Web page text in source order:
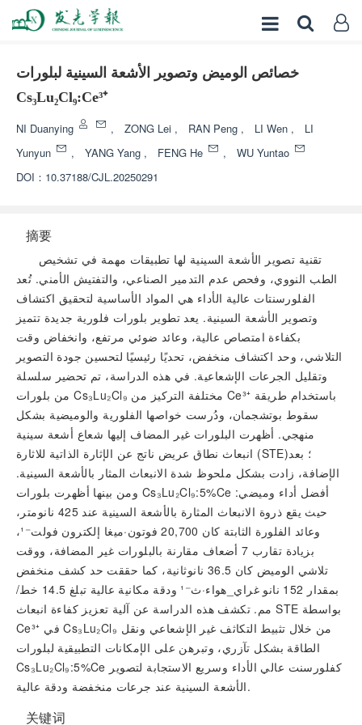
خصائص الوميض وتصوير الأشعة السينية لبلورات
Cs₃Lu₂Cl₉:Ce³⁺
NI Duanying , ZONG Lei , RAN Peng , LI Wen ,
LI
Yunyun
, YANG Yang , FENG He ,
WU Yuntao
DOI： 10.37188/CJL.20250291
摘要
تقنية تصوير الأشعة السينية لها تطبيقات مهمة في تشخيص
الطب النووي، وفحص عدم التدمير الصناعي، والتفتيش الأمني. تُعد
الفلورسنتات عالية الأداء هي المواد الأساسية لتحقيق اكتشاف
وتصوير الأشعة السينية. يعد تطوير بلورات فلورية جديدة تتميز
بكفاءة امتصاص عالية، وعائد ضوئي مرتفع، وانخفاض وقت
التلاشي، وحد اكتشاف منخفض، تحديًا رئيسيًا لتحسين جودة التصوير
وتقليل الجرعات الإشعاعية. في هذه الدراسة، تم تحضير سلسلة
من بلورات Cs₃Lu₂Cl₉ مختلفة التركيز من Ce³⁺ باستخدام طريقة
سقوط بوتشجمان، ودُرست خواصها الفلورية والوميضية بشكل
منهجي. أظهرت البلورات غير المضاف إليها شعاع أشعة سينية
انبعاث نطاق عريض ناتج عن الإثارة الذاتية للاثارة (STE)؛ بعد
الإضافة، زادت بشكل ملحوظ شدة الانبعاث المثار بالأشعة السينية.
ومن بينها أظهرت بلورات Cs₃Lu₂Cl₉:5%Ce أفضل أداء وميضي:
حيث يقع ذروة الانبعاث المثارة بالأشعة السينية عند 425 نانومتر،
وعائد الفلورة الثابتة كان 20,700 فوتون·ميغا إلكترون فولت⁻¹،
بزيادة تقارب 7 أضعاف مقارنة بالبلورات غير المضافة، ووقت
تلاشي الوميض كان 36.5 نانوثانية، كما حققت حد كشف منخفض
بمقدار 152 نانو غراي_هواء·ث⁻¹ ودقة مكانية عالية تبلغ 14.5 خط/
مم. تكشف هذه الدراسة عن آلية تعزيز كفاءة انبعاث STE بواسطة
Ce³⁺ في Cs₃Lu₂Cl₉ من خلال تثبيط التكاثف غير الإشعاعي ونقل
الطاقة بشكل تآزري، وتبرهن على الإمكانات التطبيقية لبلورات
Cs₃Lu₂Cl₉:5%Ce كفلورسنت عالي الأداء وسريع الاستجابة لتصوير
الأشعة السينية عند جرعات منخفضة ودقة عالية.
关键词